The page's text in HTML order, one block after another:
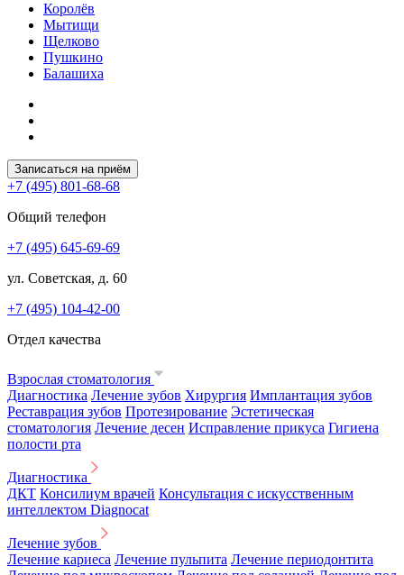
Королёв
Мытищи
Щелково
Пушкино
Балашиха
Записаться на приём
+7 (495) 801-68-68
Общий телефон
+7 (495) 645-69-69
ул. Советская, д. 60
+7 (495) 104-42-00
Отдел качества
Взрослая стоматология
Диагностика Лечение зубов Хирургия Имплантация зубов
Реставрация зубов Протезирование Эстетическая
стоматология Лечение десен Исправление прикуса Гигиена
полости рта
Диагностика
ДКТ Консилиум врачей Консультация с искусственным
интеллектом Diagnocat
Лечение зубов
Лечение кариеса Лечение пульпита Лечение периодонтита